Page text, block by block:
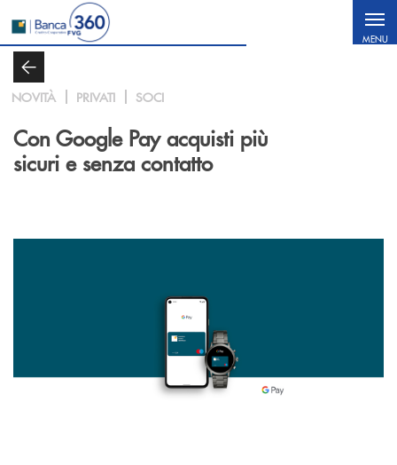
Salta al contenuto principale
MENU
NOVITÀ PRIVATI SOCI
Con Google Pay acquisti più
sicuri e senza contatto